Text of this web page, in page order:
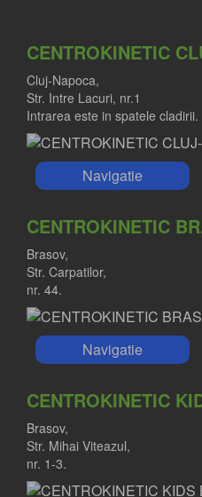
CENTROKINETIC
Cluj-Napoca,
Str. Intre Lacuri, nr.1
Intrarea este in spatele cladirii.
Navigatie
CENTROKINETIC
Brasov,
Str. Carpatilor,
nr. 44.
Navigatie
CENTROKINETIC
Brasov,
Str. Mihai Viteazul,
nr. 1-3.